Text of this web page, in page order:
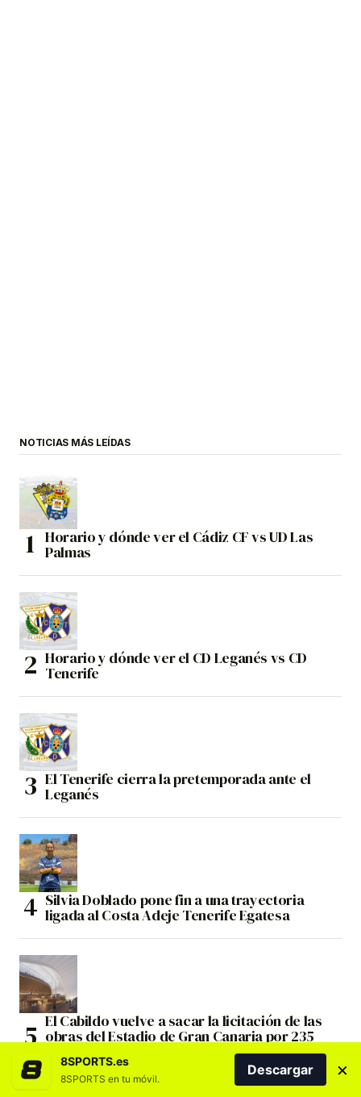
NOTICIAS MÁS LEÍDAS
Horario y dónde ver el Cádiz CF vs UD Las
Palmas
Horario y dónde ver el CD Leganés vs CD
Tenerife
El Tenerife cierra la pretemporada ante el
Leganés
Silvia Doblado pone fin a una trayectoria
ligada al Costa Adeje Tenerife Egatesa
El Cabildo vuelve a sacar la licitación de las
obras del Estadio de Gran Canaria por 235
millones de euros
8SPORTS.es
8SPORTS en tu móvil.
Descargar ×